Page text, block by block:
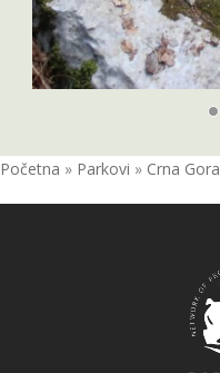
Početna » Parkovi » Crna Gora